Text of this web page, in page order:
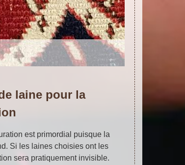
laine pour la
est primordial puisque la
Si les laines choisies ont les
sera pratiquement invisible.